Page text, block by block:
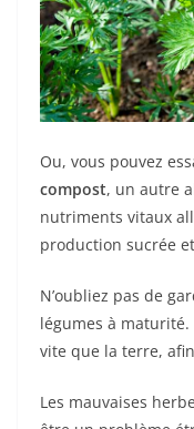
Ou, vous pouvez
compost, un autre
nutriments vitaux
production sucrée
N’oubliez pas de
légumes à
vite que la terre,
Les mauvaises